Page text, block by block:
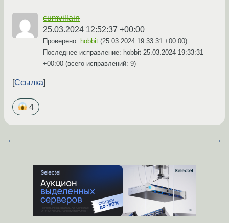
cumvillain
25.03.2024 12:52:37 +00:00
Проверено: hobbit (25.03.2024 19:33:31 +00:00)
Последнее исправление: hobbit 25.03.2024 19:33:31
+00:00 (всего исправлений: 9)
Ссылка
4
← →